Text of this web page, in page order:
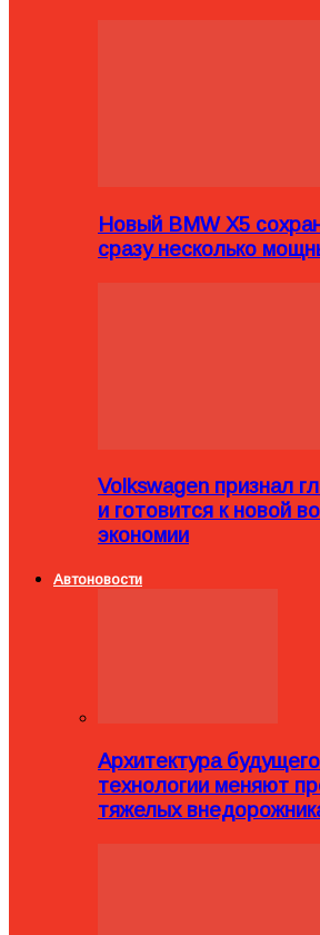
Новый BMW X5
сразу несколько
Volkswagen признал
и готовится к новой
экономии
Автоновости
Архитектура
технологии меняют
тяжелых